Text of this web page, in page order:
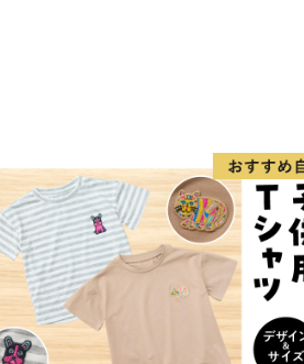
す。
お住まいの方に限らせていただきま
す。
きのみお届けします。封書でのお届
ださい。